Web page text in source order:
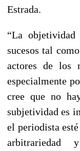
Estrada.
“La
sucesos tal
actores de los
especialmente
cree que no
subjetividad es
el periodista
arbitrariedad